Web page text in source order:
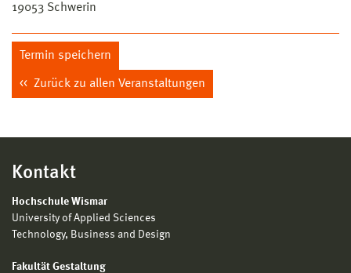
19053 Schwerin
Termin speichern
Zurück zu allen Veranstaltungen
Kontakt
Hochschule Wismar
University of Applied Sciences
Technology, Business and Design
Fakultät Gestaltung